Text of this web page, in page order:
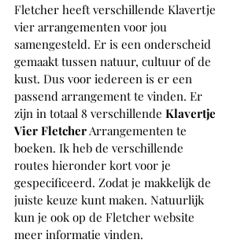
Fletcher heeft verschillende Klavertje
vier arrangementen voor jou
samengesteld. Er is een onderscheid
gemaakt tussen natuur, cultuur of de
kust. Dus voor iedereen is er een
passend arrangement te vinden. Er
zijn in totaal 8 verschillende Klavertje
Vier Fletcher Arrangementen te
boeken. Ik heb de verschillende
routes hieronder kort voor je
gespecificeerd. Zodat je makkelijk de
juiste keuze kunt maken. Natuurlijk
kun je ook op de Fletcher website
meer informatie vinden.